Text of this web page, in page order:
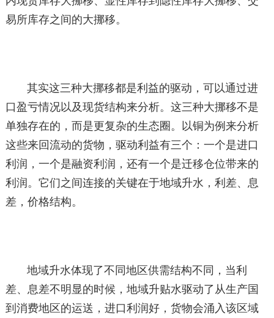
易所库存之间的大挪移。
其实这三种大挪移都是利益的驱动，可以通过进
口盈亏情况以及现货结构来分析。这三种大挪移不是
单独存在的，而是更复杂的生态圈。以铜为例来分析
这些来回流动的货物，驱动利益有三个：一个是进口
利润，一个是融资利润，还有一个是迁移仓位带来的
利润。它们之间连接的关键在于地域升水，利差、息
差，价格结构。
地域升水体现了不同地区供需结构不同，当利
差、息差不明显的时候，地域升贴水驱动了从生产国
到消费地区的运送，进口利润好，货物会涌入该区域